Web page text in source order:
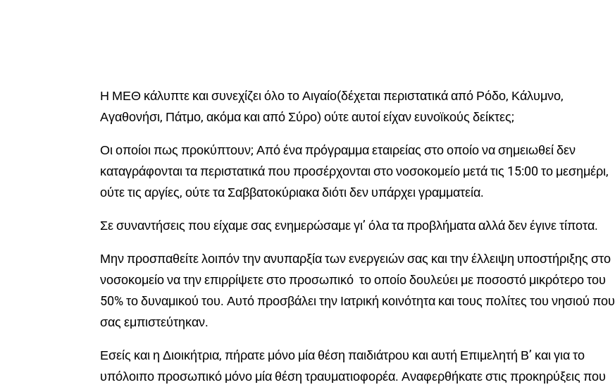
Η ΜΕΘ κάλυπτε και συνεχίζει όλο το Αιγαίο(δέχεται περιστατικά από Ρόδο, Κάλυμνο,
Αγαθονήσι, Πάτμο, ακόμα και από Σύρο) ούτε αυτοί είχαν ευνοϊκούς δείκτες;
Οι οποίοι πως προκύπτουν; Από ένα πρόγραμμα εταιρείας στο οποίο να σημειωθεί δεν
καταγράφονται τα περιστατικά που προσέρχονται στο νοσοκομείο μετά τις 15:00 το μεσημέρι,
ούτε τις αργίες, ούτε τα Σαββατοκύριακα διότι δεν υπάρχει γραμματεία.
Σε συναντήσεις που είχαμε σας ενημερώσαμε γι’ όλα τα προβλήματα αλλά δεν έγινε τίποτα.
Μην προσπαθείτε λοιπόν την ανυπαρξία των ενεργειών σας και την έλλειψη υποστήριξης στο
νοσοκομείο να την επιρρίψετε στο προσωπικό το οποίο δουλεύει με ποσοστό μικρότερο του
50% το δυναμικού του. Αυτό προσβάλει την Ιατρική κοινότητα και τους πολίτες του νησιού που
σας εμπιστεύτηκαν.
Εσείς και η Διοικήτρια, πήρατε μόνο μία θέση παιδιάτρου και αυτή Επιμελητή Β’ και για το
υπόλοιπο προσωπικό μόνο μία θέση τραυματιοφορέα. Αναφερθήκατε στις προκηρύξεις που